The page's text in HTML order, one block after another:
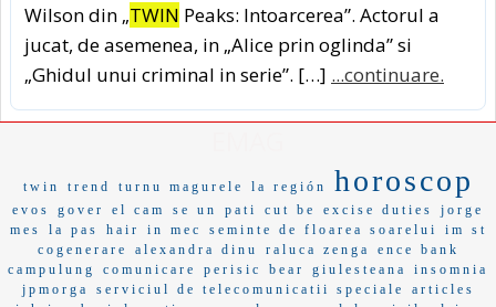
Wilson din „TWIN Peaks: Intoarcerea”. Actorul a
jucat, de asemenea, in „Alice prin oglinda” si
„Ghidul unui criminal in serie”. […] ...continuare.
twin trend turnu magurele la región horoscop
evos gover el cam se un pati cut be excise duties
jorge
mes
la pas hair in mec seminte de floarea soarelui
im st
cogenerare
alexandra dinu raluca zenga
ence bank
campulung
comunicare perisic bear giulesteana
insomnia
jpmorga
serviciul de telecomunicatii speciale
articles